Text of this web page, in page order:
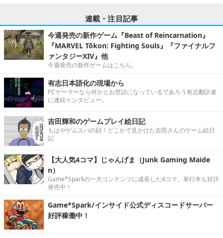
連載・注目記事
今週発売の新作ゲーム『Beast of Reincarnation』
『MARVEL Tōkon: Fighting Souls』『ファイナルフ
ァンタジーXIV』他
今週発売の新作ゲームはこちら。
有志日本語化の現場から
PCゲーマーなら何かとお世話になっているであろう有志翻訳者
に連続インタビュー。
吉田輝和のゲームプレイ絵日記
もはやゲムスパの顔！どこかで見かけた吉田さんのゲーム絵日
記
【大人気4コマ】じゃんげま（Junk Gaming Maide
n）
Game*Sparkの一大コンテンツに成長した4コマ。単行本も好評
発売中！
Game*Spark/インサイド公式ディスコードサーバー
好評稼働中！